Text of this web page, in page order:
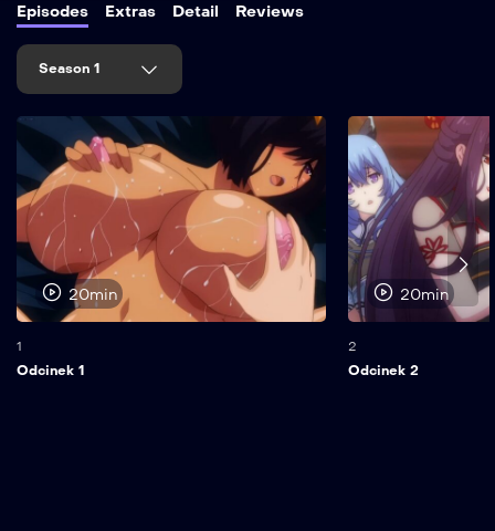
Episodes Extras Detail Reviews
Season 1
20min
1
Odcinek 1
20min
2
Odcinek 2